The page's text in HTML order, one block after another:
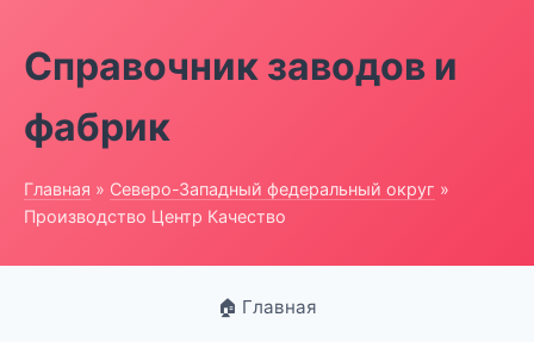
Справочник заводов и
фабрик
Главная » Северо-Западный федеральный округ »
Производство Центр Качество
🏠 Главная